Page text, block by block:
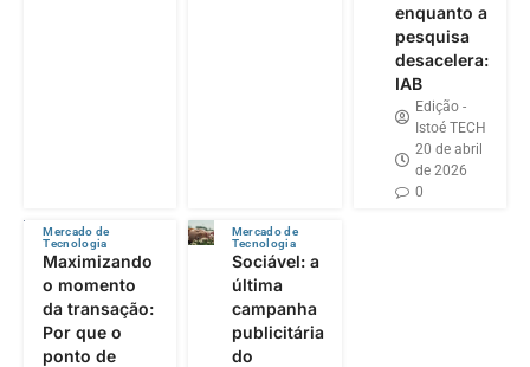
enquanto a
pesquisa
desacelera:
IAB
Edição -
Istoé TECH
20 de abril
de 2026
0
Mercado de
Tecnologia
Maximizando
o momento
da transação:
Por que o
ponto de
Mercado de
Tecnologia
Sociável: a
última
campanha
publicitária
do